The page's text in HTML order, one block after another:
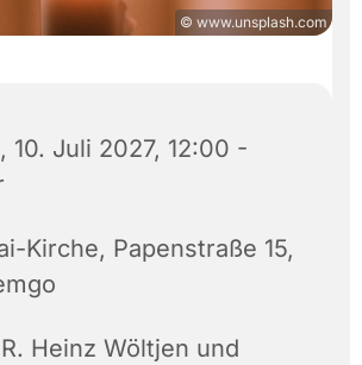
© www.unsplash.com
10. Juli 2027, 12:00 -
Kirche, Papenstraße 15,
Heinz Wöltjen und